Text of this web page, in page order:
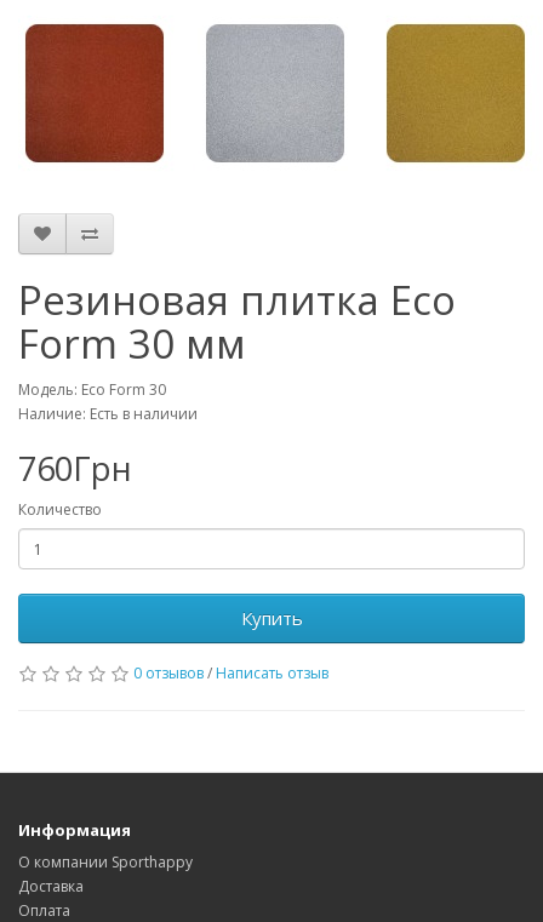
Резиновая плитка Eco
Form 30 мм
Модель: Eco Form 30
Наличие: Есть в наличии
760Грн
Количество
Купить
0 отзывов/ Написать отзыв
Информация
О компании Sporthappy
Доставка
Оплата